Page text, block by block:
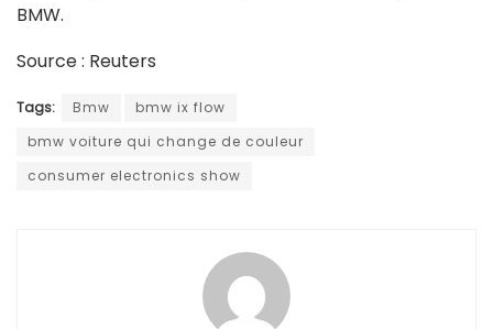
BMW.
Source : Reuters
Tags: Bmw
bmw ix flow
bmw voiture qui change de couleur
consumer electronics show